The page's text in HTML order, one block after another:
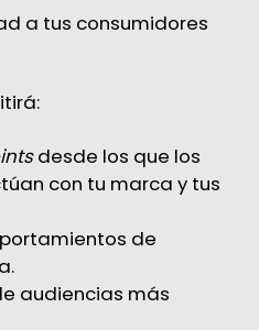
a tus consumidores
desde los que los
con tu marca y tus
de
audiencias más